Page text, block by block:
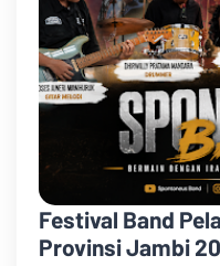
Festival Band
Provinsi Jambi